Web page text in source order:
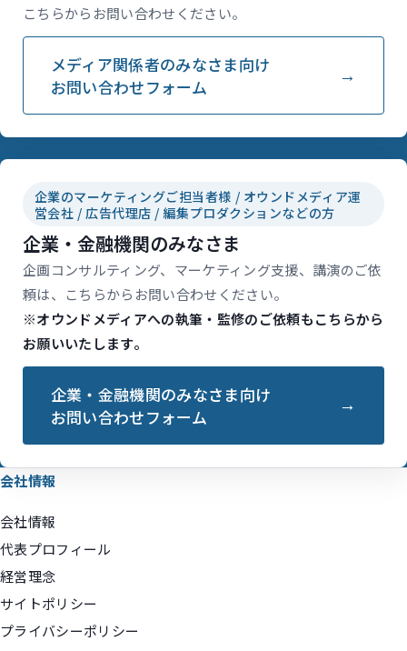
こちらからお問い合わせください。
メディア関係者のみなさま向け
お問い合わせフォーム
企業のマーケティングご担当者様 / オウンドメディア運
営会社 / 広告代理店 / 編集プロダクションなどの方
企業・金融機関のみなさま
企画コンサルティング、マーケティング支援、講演のご依
頼は、こちらからお問い合わせください。
※オウンドメディアへの執筆・監修のご依頼もこちらから
お願いいたします。
企業・金融機関のみなさま向け
お問い合わせフォーム
会社情報
会社情報
代表プロフィール
経営理念
サイトポリシー
プライバシーポリシー